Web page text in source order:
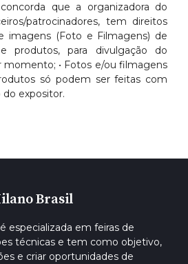
que a organizadora do
patrocinadores, tem direitos
imagens (Foto e Filmagens) de
produtos, para divulgação do
• Fotos e/ou filmagens
só podem ser feitas com
do expositor.
Brasil
especializada em feiras de
técnicas e tem como objetivo,
e criar oportunidades de